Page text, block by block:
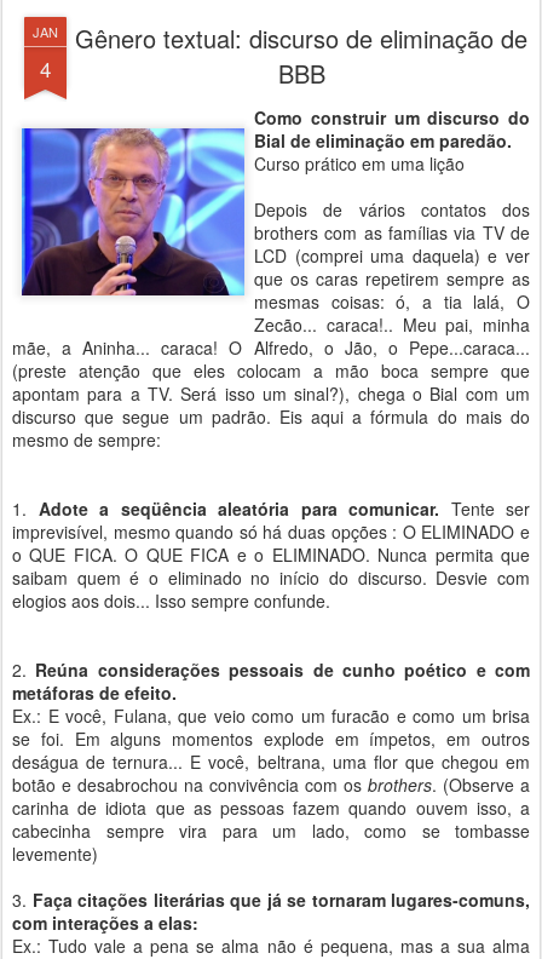
JAN
4
Gênero textual: discurso de eliminação de
BBB
Como construir um discurso do
Bial de eliminação em paredão.
Curso prático em uma lição
Depois de vários contatos dos
brothers com as famílias via TV de
LCD (comprei uma daquela) e ver
que os caras repetirem sempre as
mesmas coisas: ó, a tia lalá, O
Zecão... caraca!.. Meu pai, minha
mãe, a Aninha... caraca! O Alfredo, o Jão, o Pepe...caraca...
(preste atenção que eles colocam a mão boca sempre que
apontam para a TV. Será isso um sinal?), chega o Bial com um
discurso que segue um padrão. Eis aqui a fórmula do mais do
mesmo de sempre:
1. Adote a seqüência aleatória para comunicar. Tente ser
imprevisível, mesmo quando só há duas opções : O ELIMINADO e
o QUE FICA. O QUE FICA e o ELIMINADO. Nunca permita que
saibam quem é o eliminado no início do discurso. Desvie com
elogios aos dois... Isso sempre confunde.
2. Reúna considerações pessoais de cunho poético e com
metáforas de efeito.
Ex.: E você, Fulana, que veio como um furacão e como um brisa
se foi. Em alguns momentos explode em ímpetos, em outros
deságua de ternura... E você, beltrana, uma flor que chegou em
botão e desabrochou na convivência com os brothers. (Observe a
carinha de idiota que as pessoas fazem quando ouvem isso, a
cabecinha sempre vira para um lado, como se tombasse
levemente)
3. Faça citações literárias que já se tornaram lugares-comuns,
com interações a elas:
Ex.: Tudo vale a pena se alma não é pequena, mas a sua alma